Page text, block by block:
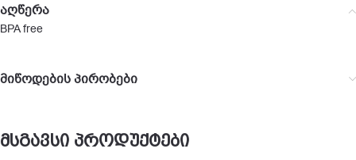
აღწერა
BPA free
მიწოდების პირობები
მსგავსი პროდუქტები